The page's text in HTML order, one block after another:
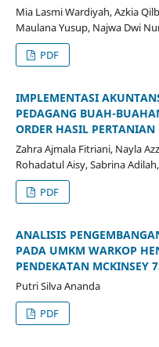
Mia Lasmi Wardiyah, Azkia
Maulana Yusup, Najwa Dwi
PDF
IMPLEMENTASI
PEDAGANG BUAH-
ORDER HASIL PERTANIAN
Zahra Ajmala Fitriani, Nayla
Rohadatul Aisy, Sabrina
PDF
ANALISIS
PADA UMKM WARKOP
PENDEKATAN MCKINSEY
Putri Silva Ananda
PDF